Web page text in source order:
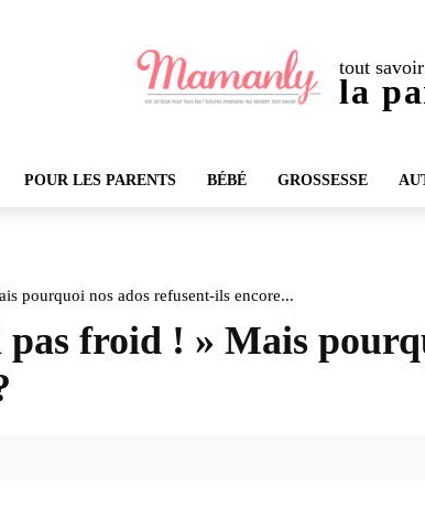
tout
la
POUR LES PARENTS BÉBÉ GROSSESSE
pourquoi nos ados refusent-ils encore...
froid ! » Mais